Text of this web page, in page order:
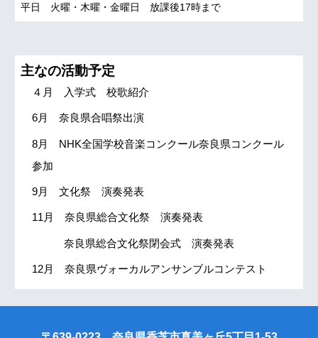
平日 火曜・木曜・金曜日 放課後17時まで
主なの活動予定
４月 入学式 校歌紹介
6月 奈良県合唱祭出演
8月 NHK全国学校音楽コンクール奈良県コンクール
参加
9月 文化祭 演奏発表
11月 奈良県総合文化祭 演奏発表
奈良県総合文化祭閉会式 演奏発表
12月 奈良県ヴォーカルアンサンブルコンテスト